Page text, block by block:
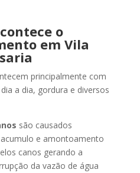
o
em Vila
principalmente com
a dia, gordura e diversos
são causados
e amontoamento
canos gerando a
da vazão de água